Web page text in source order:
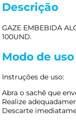
Descrição
GAZE EMBEBIDA
100UND.
Modo de uso
Instruções de uso:
Abra o sachê que
Realize
Descarte